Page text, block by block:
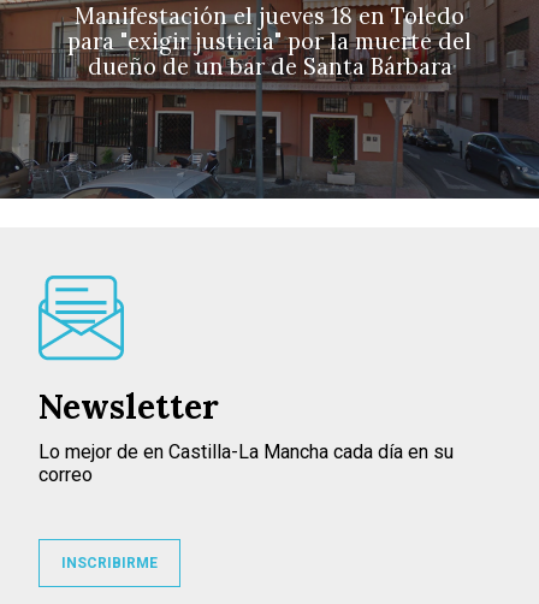
Manifestación el jueves 18 en Toledo
para "exigir justicia" por la muerte del
dueño de un bar de Santa Bárbara
Newsletter
Lo mejor de en Castilla-La Mancha cada día en su
correo
INSCRIBIRME